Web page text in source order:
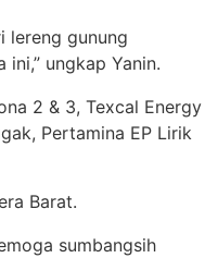
lereng gunung
ungkap Yanin.
2 & 3, Texcal Energy
Pertamina EP Lirik
Barat.
sumbangsih